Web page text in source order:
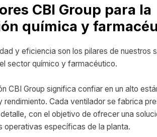
CBI Group para la
química y
y eficiencia son los pilares de nuestros
sector químico y farmacéutico.
CBI Group significa confiar en un alto
rendimiento. Cada ventilador se fabrica
con el objetivo de ofrecer una
operativas específicas de la planta.